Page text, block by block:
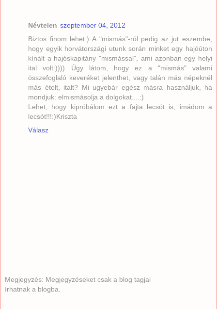
Névtelen szeptember 04, 2012
Biztos finom lehet:) A "mismás"-ról pedig az jut eszembe,
hogy egyik horvátországi utunk során minket egy hajóúton
kínált a hajóskapitány "mismással", ami azonban egy helyi
ital volt:)))) Úgy látom, hogy ez a "mismás" valami
összefoglaló keveréket jelenthet, vagy talán más népeknél
más ételt, italt? Mi ugyebár egész másra használjuk, ha
mondjuk: elmismásolja a dolgokat....:)
Lehet, hogy kipróbálom ezt a fajta lecsót is, imádom a
lecsót!!!:)Kriszta
Válasz
Megjegyzés: Megjegyzéseket csak a blog tagjai
írhatnak a blogba.